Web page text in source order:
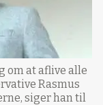
om at aflive alle
Rasmus
siger han til